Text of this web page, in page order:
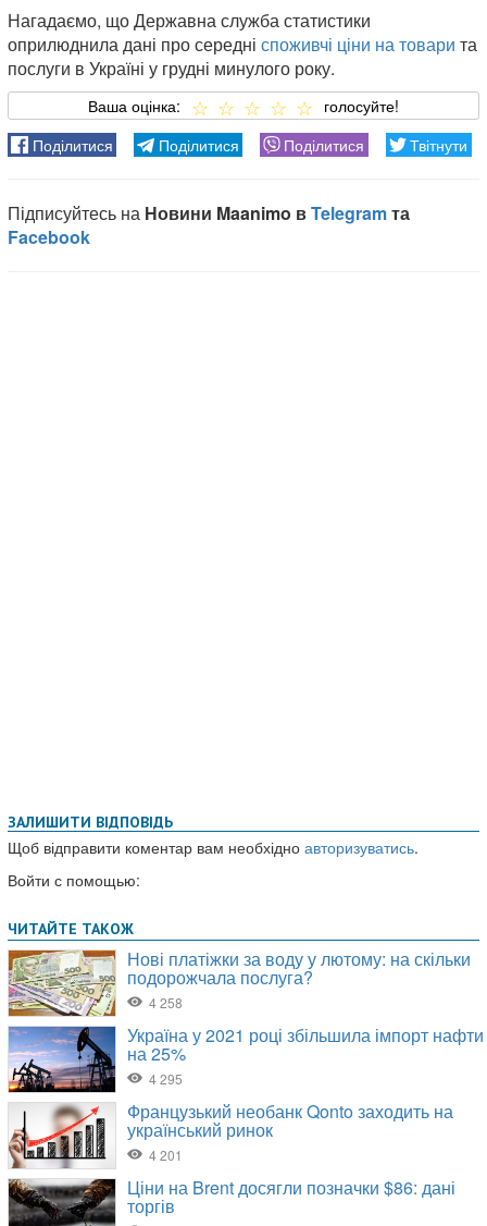
Нагадаємо, що Державна служба статистики
оприлюднила дані про середні споживчі ціни на товари та
послуги в Україні у грудні минулого року.
ЗАЛИШИТИ ВІДПОВІДЬ
Щоб відправити коментар вам необхідно авторизуватись.
Войти с помощью: